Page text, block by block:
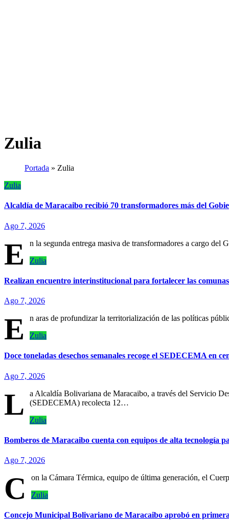
Zulia
Portada » Zulia
Zulia
Alcaldía de Maracaibo recibió 70 transformadores más del
Ago 7, 2026
E
n la segunda entrega masiva de transformadores a cargo
Zulia
Realizan encuentro interinstitucional para fortalecer las
Ago 7, 2026
E
n aras de profundizar la territorialización de las políticas
Zulia
Doce toneladas desechos semanales recoge el SEDECEMA en
Ago 7, 2026
L
a Alcaldía Bolivariana de Maracaibo, a través del Servicio
(SEDECEMA) recolecta 12…
Zulia
Bomberos de Maracaibo cuenta con equipos de alta tecnología
Ago 7, 2026
C
on la Cámara Térmica, equipo de última generación, el
Zulia
Concejo Municipal Bolivariano de Maracaibo aprobó en